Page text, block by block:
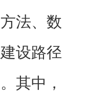
法、数
设路径
其中，